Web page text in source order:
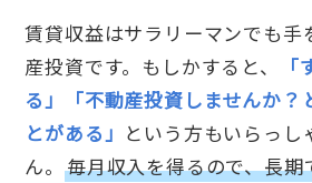
賃貸収益はサラリーマンでも手
産投資です。もしかすると、
る」「不動産投資しませんか？
とがある」 という方もいらっし
ん。毎月収入を得るので、長